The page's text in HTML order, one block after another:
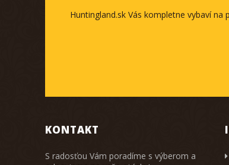
Huntingland.sk Vás kompletne vybaví
KONTAKT
S radosťou Vám poradíme s výberom a